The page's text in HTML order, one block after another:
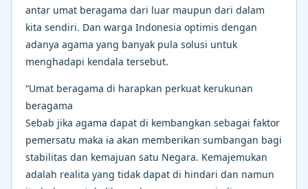
antar umat beragama dari luar maupun dari dalam
kita sendiri. Dan warga Indonesia optimis dengan
adanya agama yang banyak pula solusi untuk
menghadapi kendala tersebut.
“Umat beragama di harapkan perkuat kerukunan
beragama
Sebab jika agama dapat di kembangkan sebagai faktor
pemersatu maka ia akan memberikan sumbangan bagi
stabilitas dan kemajuan satu Negara. Kemajemukan
adalah realita yang tidak dapat di hindari dan namun